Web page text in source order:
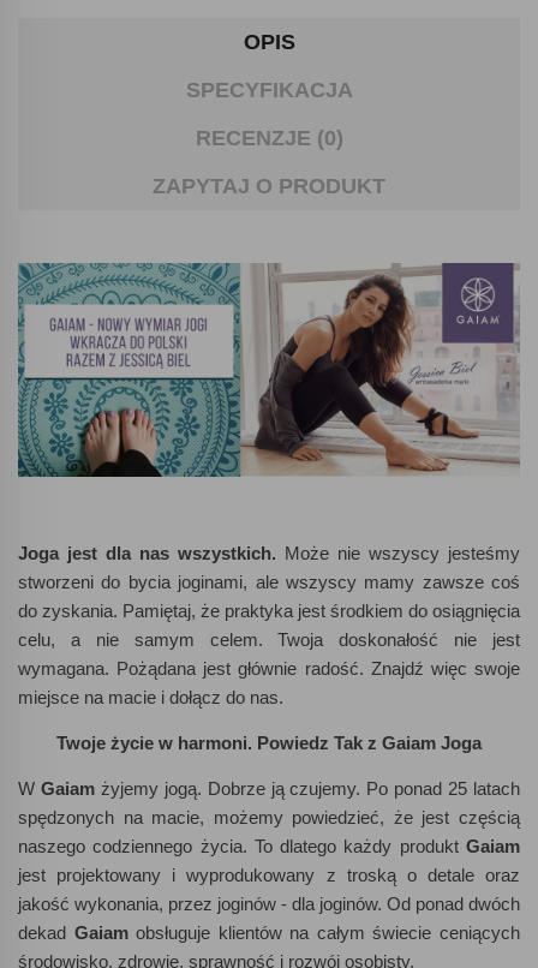
OPIS
SPECYFIKACJA
RECENZJE (0)
ZAPYTAJ O PRODUKT
Joga jest dla nas wszystkich. Może nie wszyscy jesteśmy
stworzeni do bycia joginami, ale wszyscy mamy zawsze coś
do zyskania. Pamiętaj, że praktyka jest środkiem do osiągnięcia
celu, a nie samym celem. Twoja doskonałość nie jest
wymagana. Pożądana jest głównie radość. Znajdź więc swoje
miejsce na macie i dołącz do nas.
Twoje życie w harmoni. Powiedz Tak z Gaiam Joga
W Gaiamżyjemy jogą. Dobrze ją czujemy. Po ponad 25 latach
spędzonych na macie, możemy powiedzieć, że jest częścią
naszego codziennego życia. To dlatego każdy produkt Gaiam
jest projektowany i wyprodukowany z troską o detale oraz
jakość wykonania, przez joginów - dla joginów. Od ponad dwóch
dekad Gaiamobsługuje klientów na całym świecie ceniących
środowisko, zdrowie, sprawność i rozwój osobisty.